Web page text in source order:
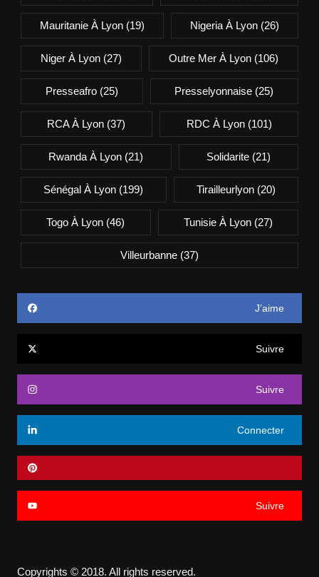
Mauritanie À Lyon(19) Nigeria À Lyon (26)
Niger À Lyon(27) Outre Mer À Lyon (106)
Presseafro(25) Presselyonnaise (25)
RCA À Lyon (37) RDC À Lyon(101)
Rwanda À Lyon (21) Solidarite(21)
Sénégal À Lyon (199) Tirailleurlyon(20)
Togo À Lyon (46) Tunisie À Lyon(27)
Villeurbanne(37)
J’aime
Suivre
Suivre
Connecter
Suivre
Copyrights © 2018. All rights reserved.